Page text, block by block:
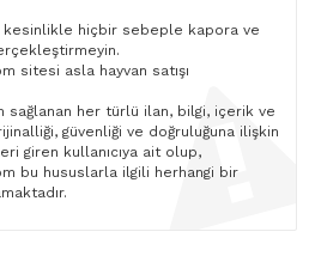
kesinlikle hiçbir sebeple kapora ve
sitesi asla hayvan satışı
sağlanan her türlü ilan, bilgi, içerik ve
güvenliği ve doğruluğuna ilişkin
giren kullanıcıya ait olup,
bu hususlarla ilgili herhangi bir